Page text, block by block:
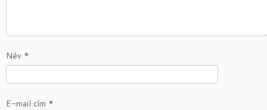
Név *
E-mail cím *